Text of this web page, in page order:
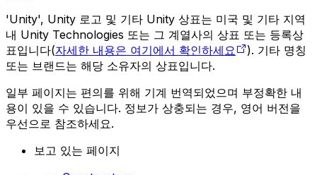
'Unity', Unity 로고 및 기타 Unity 상표는 미국 및 기타 지역
내 Unity Technologies 또는 그 계열사의 상표 또는 등록상
표입니다(자세한 내용은 여기에서 확인하세요
). 기타 명칭
또는 브랜드는 해당 소유자의 상표입니다.
일부 페이지는 편의를 위해 기계 번역되었으며 부정확한 내
용이 있을 수 있습니다. 정보가 상충되는 경우, 영어 버전을
우선으로 참조하세요.
보고 있는 페이지